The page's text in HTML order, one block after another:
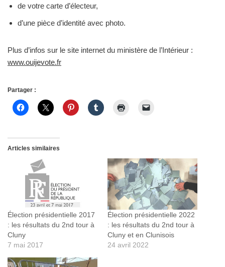
de votre carte d’électeur,
d’une pièce d’identité avec photo.
Plus d’infos sur le site internet du ministère de l’Intérieur :
www.ouijevote.fr
Partager :
Articles similaires
Élection présidentielle 2017
: les résultats du 2nd tour à
Cluny
7 mai 2017
Élection présidentielle 2022
: les résultats du 2nd tour à
Cluny et en Clunisois
24 avril 2022